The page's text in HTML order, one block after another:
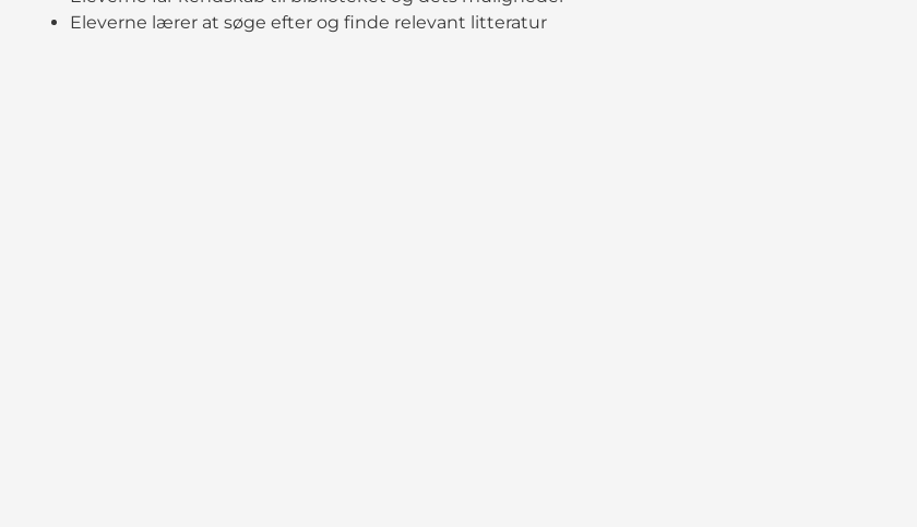
Eleverne lærer at søge efter og finde relevant litteratur